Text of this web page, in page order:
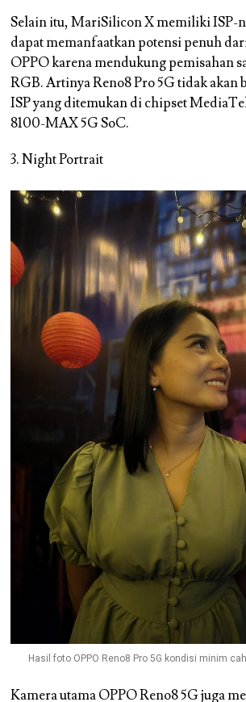
Selain itu, MariSilicon X memiliki ISP-
dapat memanfaatkan potensi penuh
OPPO karena mendukung pemisahan
RGB. Artinya Reno8 Pro 5G tidak akan
ISP yang ditemukan di chipset
8100-MAX 5G SoC.
3. Night Portrait
Hasil foto OPPO Reno8 Pro 5G kondisi minim
Kamera utama OPPO Reno8 5G juga